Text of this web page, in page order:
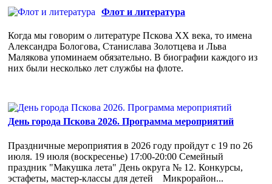
Флот и литература
Когда мы говорим о литературе Пскова ХХ века, то имена
Александра Бологова, Станислава Золотцева и Льва
Малякова упоминаем обязательно. В биографии каждого из
них были несколько лет службы на флоте.
День города Пскова 2026. Программа мероприятий
Праздничные мероприятия в 2026 году пройдут с 19 по 26
июля. 19 июля (воскресенье) 17:00-20:00 Семейный
праздник "Макушка лета" День округа № 12. Конкурсы,
эстафеты, мастер-классы для детей Микрорайон...